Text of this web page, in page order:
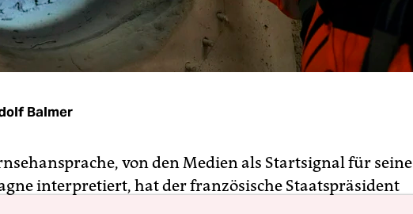
Balmer
von den Medien als Startsignal für seine
interpretiert, hat der französische Staatspräsident